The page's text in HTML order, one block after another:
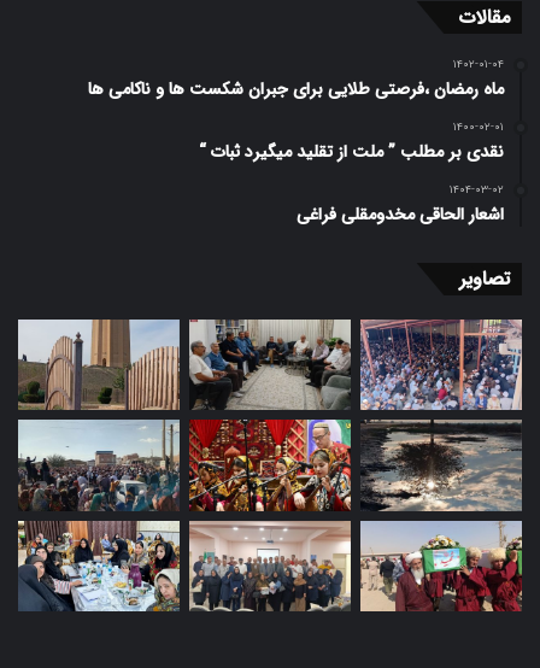
مقالات
۱۴۰۲-۰۱-۰۴
ماه رمضان ،فرصتی طلایی برای جبران شکست ها و ناکامی ها
۱۴۰۰-۰۲-۰۱
نقدی بر مطلب ” ملت از تقلید میگیرد ثبات “
۱۴۰۴-۰۳-۰۲
اشعار الحاقی مخدومقلی فراغی
تصاویر